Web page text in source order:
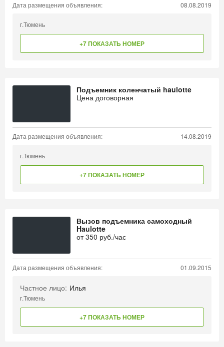
Дата размещения объявления: 08.08.2019
г.Тюмень
+7 ПОКАЗАТЬ НОМЕР
Подъемник коленчатый haulotte
Цена договорная
Дата размещения объявления: 14.08.2019
г.Тюмень
+7 ПОКАЗАТЬ НОМЕР
Вызов подъемника самоходный
Haulotte
от350 руб./час
Дата размещения объявления: 01.09.2015
Частное лицо: Илья
г.Тюмень
+7 ПОКАЗАТЬ НОМЕР